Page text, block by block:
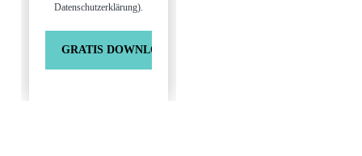
Datenschutzerklärung).